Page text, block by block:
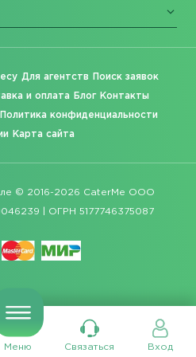
Меню Связаться Вход
Для агентств Поиск заявок
и оплата Блог Контакты
Политика конфиденциальности
Карта сайта
© 2016-2026 CaterMe ООО
| ОГРН 5177746375087